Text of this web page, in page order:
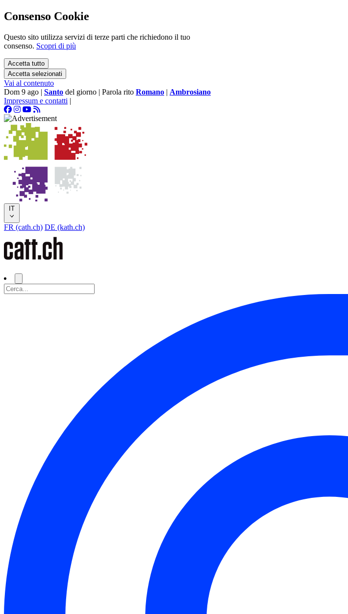
Consenso Cookie
Questo sito utilizza servizi di terze parti che richiedono il tuo
consenso. Scopri di più
Accetta tutto
Accetta selezionati
Vai al contenuto
Dom 9 ago | Santo del giorno | Parola rito Romano | Ambrosiano
Impressum e contatti |
IT
FR (cath.ch) DE (kath.ch)